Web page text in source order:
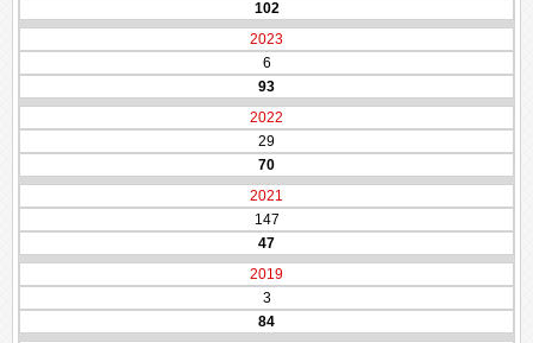
102
2023
6
93
2022
29
70
2021
147
47
2019
3
84